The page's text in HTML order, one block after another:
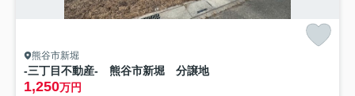
熊谷市新堀
-三丁目不動産- 熊谷市新堀 分譲地
1,250万円